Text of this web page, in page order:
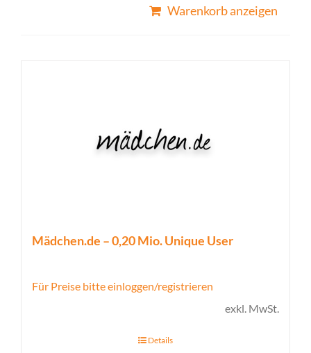
Warenkorb anzeigen
Mädchen.de – 0,20 Mio. Unique User
Für Preise bitte einloggen/registrieren
exkl. MwSt.
Details